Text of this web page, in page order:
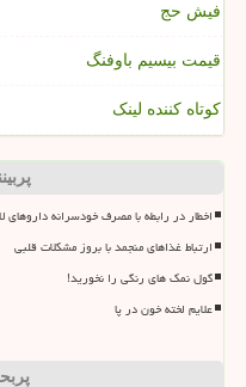
فیش حج
قیمت بیسیم باوفنگ
کوتاه کننده لینک
اخطار در رابطه با مصرف خودسرانه داروهای
ارتباط غذاهای منجمد با بروز مشکلات قلبی
گول نمک های رنگی را نخورید!
علایم لخته خون در پا